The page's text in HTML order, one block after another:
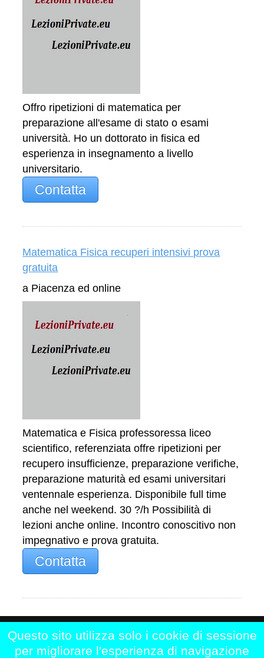
Offro ripetizioni di matematica per
preparazione all'esame di stato o esami
università. Ho un dottorato in fisica ed
esperienza in insegnamento a livello
universitario.
Contatta
Matematica Fisica recuperi intensivi prova
gratuita
a Piacenza ed online
Matematica e Fisica professoressa liceo
scientifico, referenziata offre ripetizioni per
recupero insufficienze, preparazione verifiche,
preparazione maturità ed esami universitari
ventennale esperienza. Disponibile full time
anche nel weekend. 30 ?/h Possibilità di
lezioni anche online. Incontro conoscitivo non
impegnativo e prova gratuita.
Contatta
Home | Chi siamo| Contattaci |
Questo sito utilizza solo i cookie di sessione
per migliorare l'esperienza di navigazione